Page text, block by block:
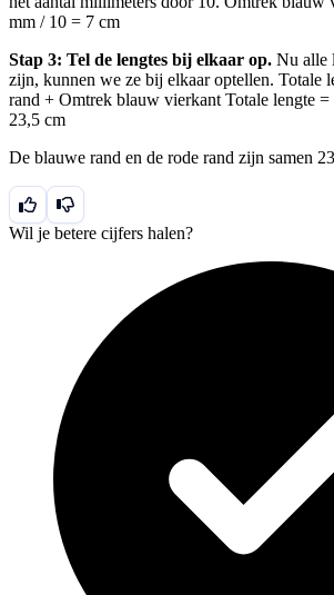
mm / 10 = 7 cm
Stap 3: Tel de lengtes bij elkaar op. Nu alle
zijn, kunnen we ze bij elkaar optellen. Totale
rand + Omtrek blauw vierkant Totale lengte
23,5 cm
De blauwe rand en de rode rand zijn samen
Wil je betere cijfers halen?